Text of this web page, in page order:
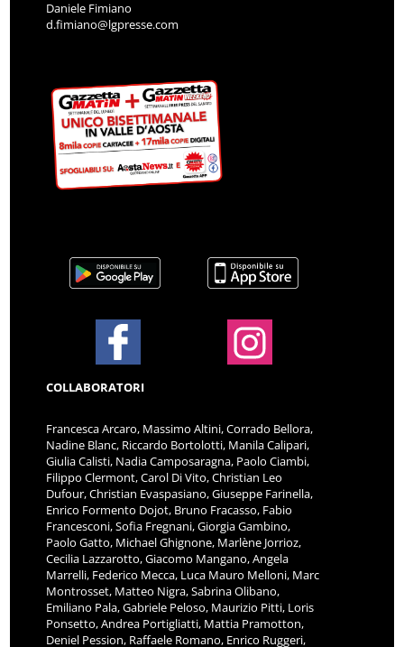
Daniele Fimiano
d.fimiano@lgpresse.com
COLLABORATORI
Francesca Arcaro, Massimo Altini, Corrado Bellora,
Nadine Blanc, Riccardo Bortolotti, Manila Calipari,
Giulia Calisti, Nadia Camposaragna, Paolo Ciambi,
Filippo Clermont, Carol Di Vito, Christian Leo
Dufour, Christian Evaspasiano, Giuseppe Farinella,
Enrico Formento Dojot, Bruno Fracasso, Fabio
Francesconi, Sofia Fregnani, Giorgia Gambino,
Paolo Gatto, Michael Ghignone, Marlène Jorrioz,
Cecilia Lazzarotto, Giacomo Mangano, Angela
Marrelli, Federico Mecca, Luca Mauro Melloni, Marc
Montrosset, Matteo Nigra, Sabrina Olibano,
Emiliano Pala, Gabriele Peloso, Maurizio Pitti, Loris
Ponsetto, Andrea Portigliatti, Mattia Pramotton,
Deniel Pession, Raffaele Romano, Enrico Ruggeri,